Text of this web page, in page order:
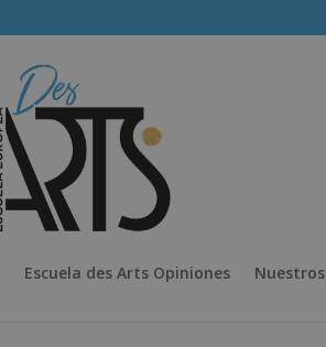
Escuela des Arts Opiniones